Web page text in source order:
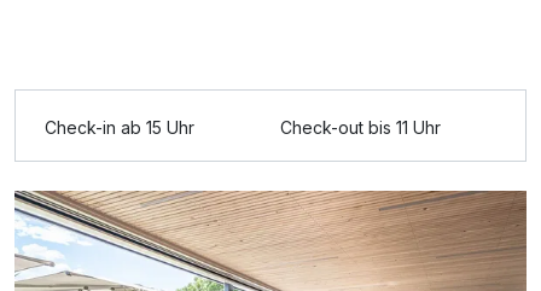
Check-in ab 15 Uhr Check-out bis 11 Uhr